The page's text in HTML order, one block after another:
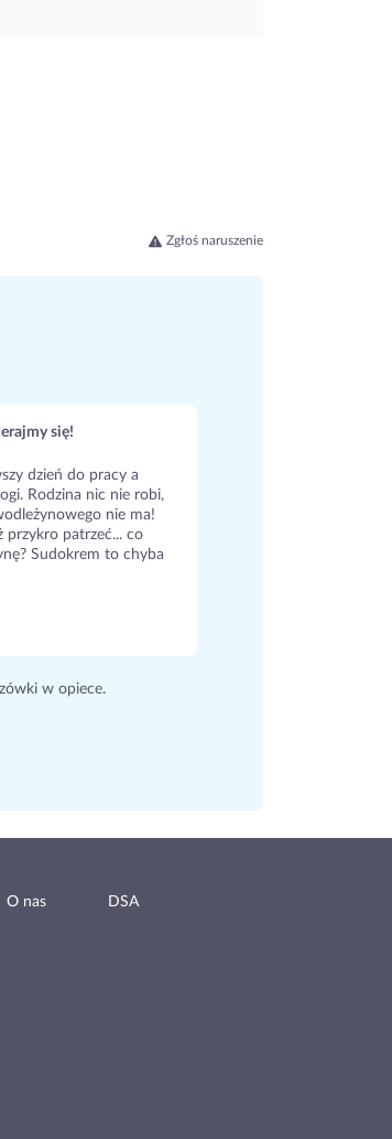
Zgłoś naruszenie
się!
dzień do pracy a
Rodzina nic nie robi,
nie ma!
przykro patrzeć... co
Sudokrem to chyba
w opiece.
O nas DSA